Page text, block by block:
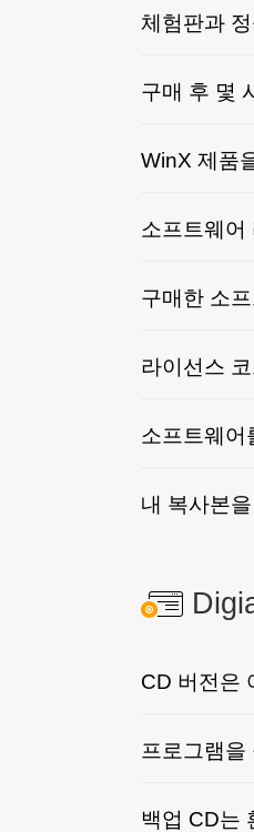
체험판과
구매 후 몇
WinX 제품
소프트웨어
구매한 소
라이선스
소프트웨어
내 복사본
CD 버전은
프로그램을
백업 CD는